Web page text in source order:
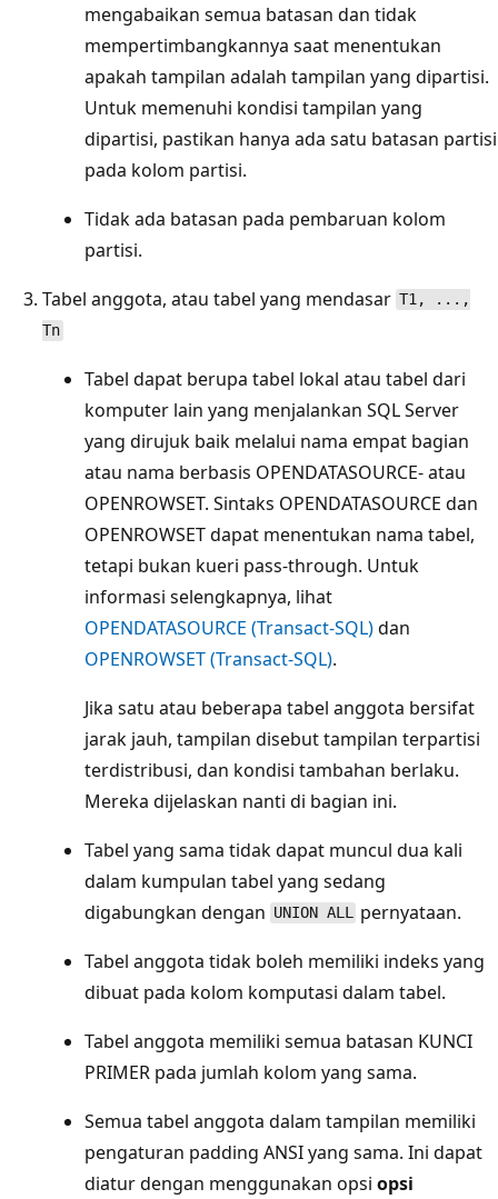
mengabaikan semua batasan dan tidak
mempertimbangkannya saat menentukan
apakah tampilan adalah tampilan yang dipartisi.
Untuk memenuhi kondisi tampilan yang
dipartisi, pastikan hanya ada satu batasan partisi
pada kolom partisi.
Tidak ada batasan pada pembaruan kolom
partisi.
Tabel anggota, atau tabel yang mendasar T1, ...,
Tn
Tabel dapat berupa tabel lokal atau tabel dari
komputer lain yang menjalankan SQL Server
yang dirujuk baik melalui nama empat bagian
atau nama berbasis OPENDATASOURCE- atau
OPENROWSET. Sintaks OPENDATASOURCE dan
OPENROWSET dapat menentukan nama tabel,
tetapi bukan kueri pass-through. Untuk
informasi selengkapnya, lihat
OPENDATASOURCE (Transact-SQL)dan
OPENROWSET (Transact-SQL).
Jika satu atau beberapa tabel anggota bersifat
jarak jauh, tampilan disebut tampilan terpartisi
terdistribusi, dan kondisi tambahan berlaku.
Mereka dijelaskan nanti di bagian ini.
Tabel yang sama tidak dapat muncul dua kali
dalam kumpulan tabel yang sedang
digabungkan dengan UNION ALL pernyataan.
Tabel anggota tidak boleh memiliki indeks yang
dibuat pada kolom komputasi dalam tabel.
Tabel anggota memiliki semua batasan KUNCI
PRIMER pada jumlah kolom yang sama.
Semua tabel anggota dalam tampilan memiliki
pengaturan padding ANSI yang sama. Ini dapat
diatur dengan menggunakan opsi opsi